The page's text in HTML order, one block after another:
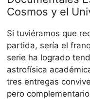
Cosmos y el
Si tuviéramos que
partida, sería el
serie ha logrado
astrofísica
tres entregas
pero